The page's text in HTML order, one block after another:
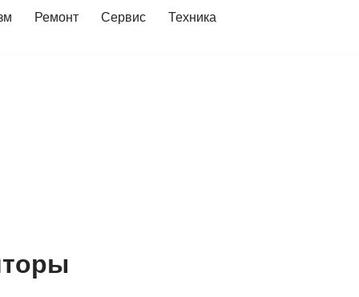
Ремонт Сервис Техника